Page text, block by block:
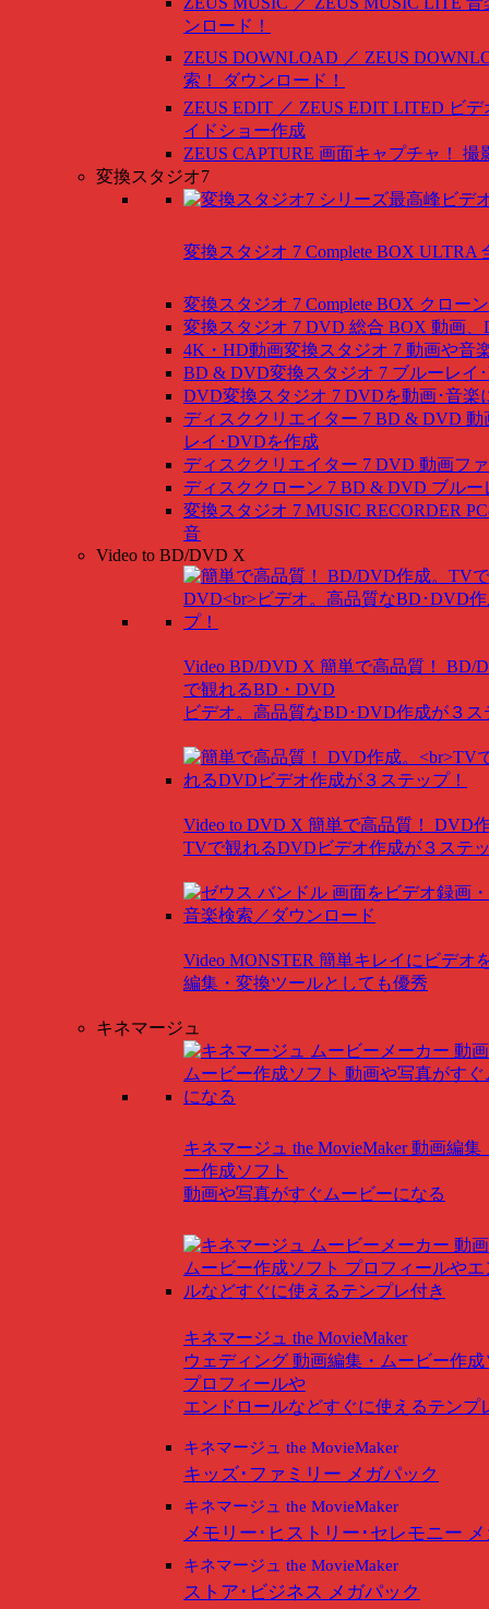
ンロード！
ZEUS DOWNLOAD ／ ZEUS
索！ ダウンロード！
ZEUS EDIT ／ ZEUS EDIT LITED ビ
イドショー作成
ZEUS CAPTURE 画面キャプチャ！ 撮
変換スタジオ7
変換スタジオ 7 Complete BOX ULTRA
変換スタジオ 7 Complete BOX クロー
変換スタジオ 7 DVD 総合 BOX 動画、
4K・HD動画変換スタジオ 7 動画や音
BD & DVD変換スタジオ 7 ブルーレイ
DVD変換スタジオ 7 DVDを動画･音楽
ディスククリエイター 7 BD & DVD 動
レイ･DVDを作成
ディスククリエイター 7 DVD 動画フ
ディスククローン 7 BD & DVD ブルー
変換スタジオ 7 MUSIC RECORDER
音
Video to BD/DVD X
Video BD/DVD X 簡単で高品質！ BD/
で観れるBD・DVD
ビデオ。高品質なBD･DVD作成が３ス
Video to DVD X 簡単で高品質！ DVD
TVで観れるDVDビデオ作成が３ステ
Video MONSTER 簡単キレイにビデオ
編集・変換ツールとしても優秀
キネマージュ
キネマージュ the MovieMaker 動画編集
ー作成ソフト
動画や写真がすぐムービーになる
キネマージュ the MovieMaker
ウェディング 動画編集・ムービー作成
プロフィールや
エンドロールなどすぐに使えるテンプ
キネマージュ the MovieMaker
キッズ･ファミリー メガパック
キネマージュ the MovieMaker
メモリー･ヒストリー･セレモニー
キネマージュ the MovieMaker
ストア･ビジネス メガパック